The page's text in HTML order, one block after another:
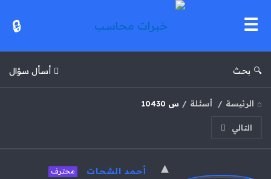
خبرات
محاسب
بحث أسأل سؤال
الرئيسة / أسئلة / س 10430
التالي
أحمد الشحات
محترف